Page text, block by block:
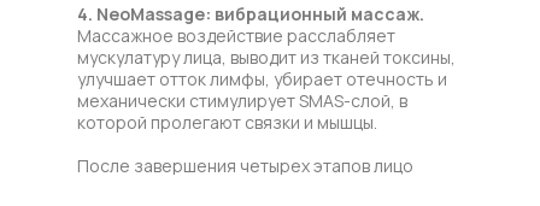
4. NeoMassage: вибрационный массаж.
Массажное воздействие расслабляет
мускулатуру лица, выводит из тканей токсины,
улучшает отток лимфы, убирает отечность и
механически стимулирует SMAS-слой, в
которой пролегают связки и мышцы.
После завершения четырех этапов лицо